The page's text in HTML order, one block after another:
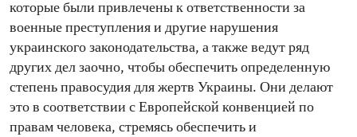
которые были привлечены к ответственности за
военные преступления и другие нарушения
украинского законодательства, а также ведут ряд
других дел заочно, чтобы обеспечить определенную
степень правосудия для жертв Украины. Они делают
это в соответствии с Европейской конвенцией по
правам человека, стремясь обеспечить и